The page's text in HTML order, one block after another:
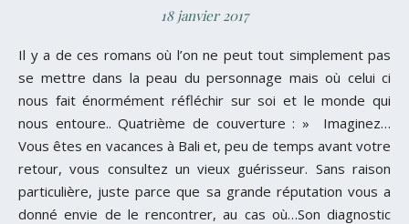
18 janvier 2017
Il y a de ces romans où l’on ne peut tout simplement pas
se mettre dans la peau du personnage mais où celui ci
nous fait énormément réfléchir sur soi et le monde qui
nous entoure.. Quatrième de couverture : » Imaginez…
Vous êtes en vacances à Bali et, peu de temps avant votre
retour, vous consultez un vieux guérisseur. Sans raison
particulière, juste parce que sa grande réputation vous a
donné envie de le rencontrer, au cas où…Son diagnostic